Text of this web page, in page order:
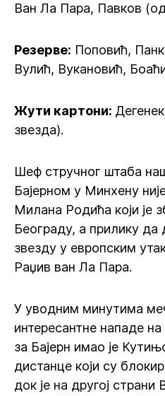
Ван Ла Пара, Павков
Резерве: Поповић,
Вулић, Вукановић,
Жути картони:
звезда).
Шеф стручног штаба
Бајерном у Минхену
Милана Родића који је
Београду, а прилику да
звезду у европским
Раџив ван Ла Пара.
У уводним минутима
интересантне нападе
за Бајерн имао је
дистанце који су
док је на другој